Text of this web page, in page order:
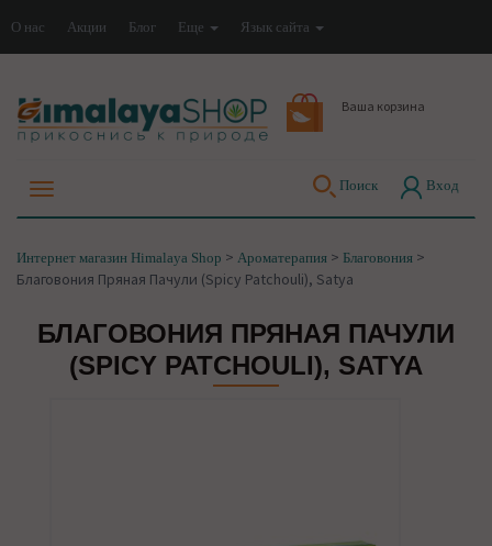
О нас Акции Блог Еще Язык сайта
Ваша корзина
Поиск Вход
Интернет магазин Himalaya Shop > Ароматерапия > Благовония >
Благовония Пряная Пачули (Spicy Patchouli), Satya
БЛАГОВОНИЯ ПРЯНАЯ ПАЧУЛИ
(SPICY PATCHOULI), SATYA